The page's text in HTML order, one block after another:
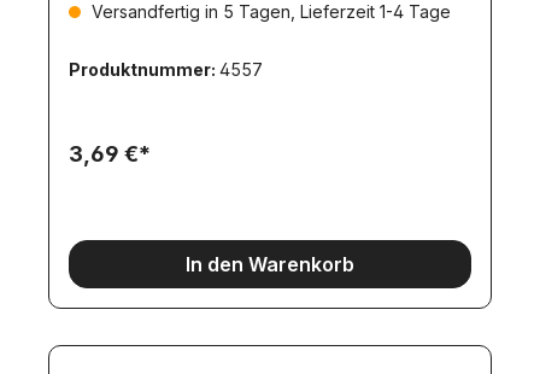
Versandfertig in 5 Tagen, Lieferzeit 1-4 Tage
Produktnummer: 4557
3,69 €*
In den Warenkorb